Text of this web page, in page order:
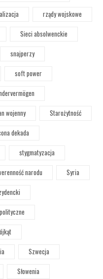
rządy wojskowe
Sieci absolwenckie
snajperzy
soft power
wojenny
Starożytność
dekada
stygmatyzacja
narodu
Syria
Szwecja
Słowenia